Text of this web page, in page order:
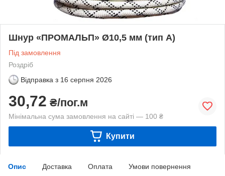
Шнур «ПРОМАЛЬП» Ø10,5 мм (тип А)
Під замовлення
Роздріб
Відправка з 16 серпня 2026
30,72 ₴/пог.м
Мінімальна сума замовлення на сайті — 100 ₴
Купити
Опис Доставка Оплата Умови повернення